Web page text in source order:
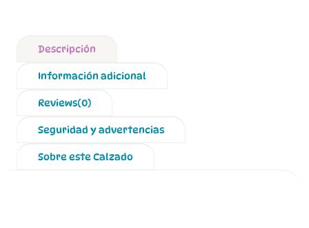
Descripción
Información adicional
Reviews(0)
Seguridad y advertencias
Sobre este Calzado